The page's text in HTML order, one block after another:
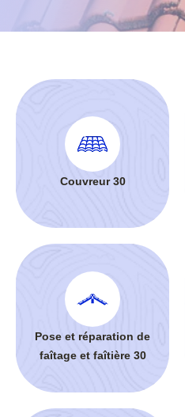
Couvreur 30
Pose et réparation de
faîtage et faîtière 30